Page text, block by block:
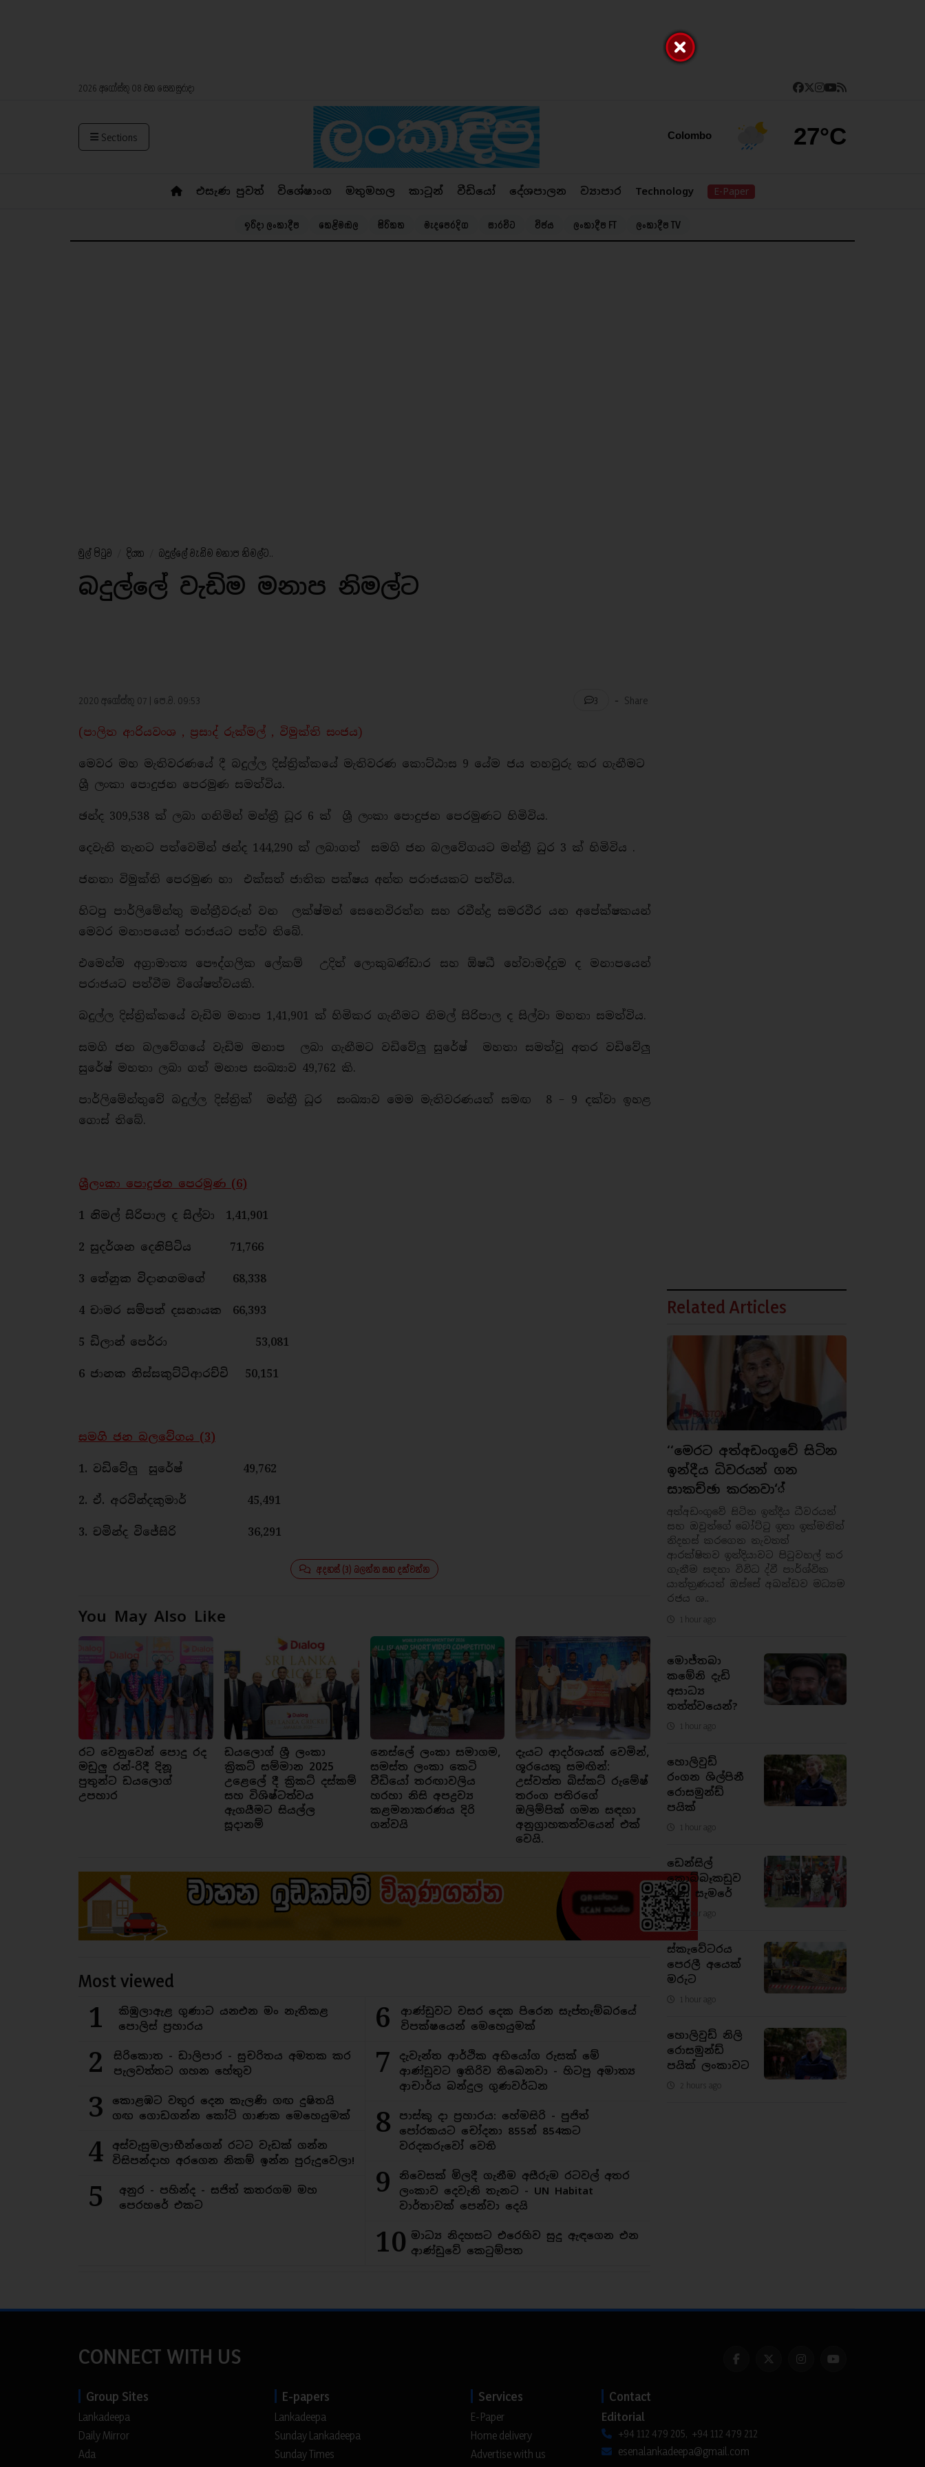
2026 අගෝස්තු 08 වන සෙනසුරාදා
Sections Colombo 27°C
එසැණ පුවත් විශේෂාංග මතුමහල කාටූන් වීඩියෝ දේශපාලන ව්‍යාපාර Technology E-Paper
ඉරිදා ලංකාදීප කෙළිමඬල සිරිකත මැදපෙරදිග සාරවිට විජය ලංකාදීප FT ලංකාදීප TV
මුල් පිටුව දියත බදුල්ලේ වැඩිම මනාප නිමල්ට..
බදුල්ලේ වැඩිම මනාප නිමල්ට
2020 අගෝස්තු 07 | පෙ.ව. 09:53 3 - Share
(පාලිත ආරියවංශ , ප්‍රසාද් රුක්මල් , විමුක්ති සංජය)
මෙවර මහ මැතිවරණයේ දී බදුල්ල දිස්ත්‍රික්කයේ මැතිවරණ කොට්ඨාස 9 යේම ජය තහවුරු කර ගැනීමට
ශ්‍රී ලංකා පොදුජන පෙරමුණ සමත්විය.
ඡන්ද 309,538 ක් ලබා ගනිමින් මන්ත්‍රී ධූර 6 ක් ශ්‍රී ලංකා පොදුජන පෙරමුණට හිමිවිය.
දෙවැනි තැනට පත්වෙමින් ඡන්ද 144,290 ක් ලබාගත් සමගි ජන බලවේගයට මන්ත්‍රී ධුර 3 ක් හිමිවිය .
ජනතා විමුක්ති පෙරමුණ හා එක්සත් ජාතික පක්ෂය අන්ත පරාජයකට පත්විය.
හිටපු පාර්ලිමේන්තු මන්ත්‍රීවරුන් වන ලක්ෂ්මන් සෙනෙවිරත්න සහ රවීන්ද්‍ර සමරවීර යන අපේක්ෂකයන්
මෙවර මනාපයෙන් පරාජයට පත්ව තිබේ.
එමෙන්ම අග්‍රාමාත්‍ය පෞද්ගලික ලේකම් උදිත් ලොකුබණ්ඩාර සහ ඕෂධී හේවාමද්දුම ද මනාපයෙන්
පරාජයට පත්වීම විශේෂත්වයකි.
බදුල්ල දිස්ත්‍රික්කයේ වැඩිම මනාප 1,41,901 ක් හිමිකර ගැනීමට නිමල් සිරිපාල ද සිල්වා මහතා සමත්විය.
සමගි ජන බලවේගයේ වැඩිම මනාප ලබා ගැනීමට වඩිවේලු සුරේෂ් මහතා සමත්වු අතර වඩිවේලු
සුරේෂ් මහතා ලබා ගත් මනාප සංඛ්‍යාව 49,762 කි.
පාර්ලිමේන්තුවේ බදුල්ල දිස්ත්‍රික් මන්ත්‍රී ධූර සංඛ්‍යාව මෙම මැතිවරණයත් සමඟ 8 – 9 දක්වා ඉහළ
ගොස් තිබේ.
ශ්‍රීලංකා පොදුජන පෙරමුණ (6)
1 නිමල් සිරිපාල ද සිල්වා 1,41,901
2 සුදර්ශන දෙනිපිටිය 71,766
3 තේනුක විදානගමගේ 68,338
4 චාමර සම්පත් දසනායක 66,393
5 ඩිලාන් පෙර්රා 53,081
6 ජානක තිස්සකුට්ටිආරච්චි 50,151
සමගි ජන බලවේගය (3)
1. වඩිවේලු සුරේෂ් 49,762
2. ඒ. අරවින්දකුමාර් 45,491
3. චමින්ද විජේසිරි 36,291
අදහස් (3) බලන්න සහ දක්වන්න
You May Also Like
රට වෙනුවෙන් පොදු රද
මඩුලු රන්-රිදී දිනූ
පුතුන්ට ඩයලොග්
උපහාර
ඩයලොග් ශ්‍රී ලංකා
ක්‍රිකට් සම්මාන 2025
උළෙලේ දී ක්‍රිකට් දස්කම්
සහ විශිෂ්ටත්වය
ඇගයීමට සියල්ල
සූදානම්
නෙස්ලේ ලංකා සමාගම,
සමස්ත ලංකා කෙටි
වීඩියෝ තරඟාවලිය
හරහා නිසි අපද්‍රව්‍ය
කළමනාකරණය දිරි
ගන්වයි
දැයට ආදර්ශයක් වෙමින්,
ශූරයෙකු සමඟින්:
උස්වත්ත බිස්කට් රුමේෂ්
තරංග පතිරගේ
ඔලිම්පික් ගමන සඳහා
අනුග්‍රාහකත්වයෙන් එක්
වෙයි.
Most viewed
1
කිඹුලාඇළ ගුණාට යනඑන මං නැතිකළ
පොලිස් ප්‍රහාරය
2
සිරිකොත - ඩාලිපාර - සුචරිතය අමතක කර
පැලවත්තට ගහන හේතුව
3
කොළඹට වතුර දෙන කැලණි ගඟ දුෂිතයි
ගඟ ගොඩගන්න කෝටි ගාණක මෙහෙයුමක්
4
අස්වැසුමලාභීන්ගෙන් රටට වැඩක් ගන්න
විසිපන්දාහ අරගෙන නිකම් ඉන්න පුරුදුවෙලා!
5
අනුර - පහින්ද - සජිත් කතරගම මහ
පෙරහරේ එකට
6
ආණ්ඩුවට වසර දෙක පිරෙන සැප්තැම්බරයේ
විපක්ෂයෙන් මෙහෙයුමක්
7
දැවැන්ත ආර්ථික අභියෝග රුසක් මේ
ආණ්ඩුවට ඉතිරිව තිබෙනවා - හිටපු අමාත්‍ය
ආචාර්ය බන්දුල ගුණවර්ධන
8
පාස්කු දා ප්‍රහාරය: හේමසිරි - පූජිත්
පෝරකයට චෝදනා 855න් 854කට
වරදකරුවෝ වෙති
9
නිවෙසක් මිලදී ගැනීම අසීරුම රටවල් අතර
ලංකාව දෙවැනි තැනට - UN Habitat
වාර්තාවක් පෙන්වා දෙයි
10 මාධ්‍ය නිදහසට එරෙහිව සුදු ඇඳගෙන එන
ආණ්ඩුවේ කෙටුම්පත
Related Articles
‘‘මෙරට අත්අඩංගුවේ සිටින
ඉන්දීය ධිවරයන් ගන
සාකච්ඡා කරනවා‘්
අත්අඩංගුවේ සිටින ඉන්දීය ධීවරයන්
සහ ඔවුන්ගේ බෝට්ටු ඉතා ඉක්මනින්
නිදහස් කරගෙන නැවතත්
ආරක්ෂිතව ඉන්දියාවට පිටුවහල් කර
ගැනීම සඳහා විවිධ ද්වී පාර්ශ්වික
යාන්ත්‍රණයන් ඔස්සේ අඛන්ඩව මධ්‍යම
රජය ශ..
1 hour ago
මොජ්තබා
කමේනි දැඩි
අසාධ්‍ය
තත්ත්වයෙන්?
1 hour ago
හොලිවුඩ්
රංගන ශිල්පිනී
රොසමුන්ඩ්
පයික්
1 hour ago
ඩෙන්සිල්
කොබ්බෑකඩුව
ගුණ සැමරේ
1 hour ago
ස්කැවේටරය
පෙරලී අයෙක්
මරුට
1 hour ago
හොලිවුඩ් නිලි
රොසමුන්ඩ්
පයික් ලංකාවට
2 hours ago
CONNECT WITH US
Group Sites
Lankadeepa
Daily Mirror
Ada
E-papers
Lankadeepa
Sunday Lankadeepa
Sunday Times
Services
E-Paper
Home delivery
Advertise with us
Contact
Editorial
+94 112 479 205, +94 112 479 212
esenalankadeepa@gmail.com